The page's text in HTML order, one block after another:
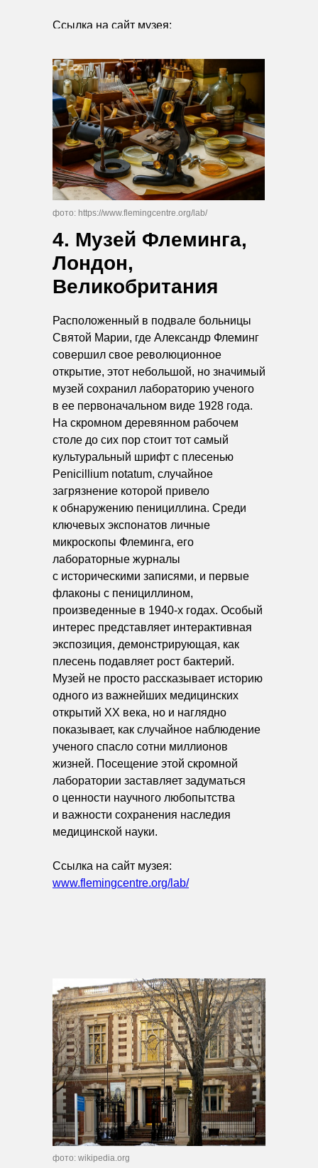
Ссылка на сайт музея:
4. Музей Флеминга,
Лондон,
Великобритания
Расположенный в подвале больницы
Святой Марии, где Александр Флеминг
совершил свое революционное
открытие, этот небольшой, но значимый
музей сохранил лабораторию ученого
в ее первоначальном виде 1928 года.
На скромном деревянном рабочем
столе до сих пор стоит тот самый
культуральный шрифт с плесенью
Penicillium notatum, случайное
загрязнение которой привело
к обнаружению пенициллина. Среди
ключевых экспонатов личные
микроскопы Флеминга, его
лабораторные журналы
с историческими записями, и первые
флаконы с пенициллином,
произведенные в 1940-х годах. Особый
интерес представляет интерактивная
экспозиция, демонстрирующая, как
плесень подавляет рост бактерий.
Музей не просто рассказывает историю
одного из важнейших медицинских
открытий XX века, но и наглядно
показывает, как случайное наблюдение
ученого спасло сотни миллионов
жизней. Посещение этой скромной
лаборатории заставляет задуматься
о ценности научного любопытства
и важности сохранения наследия
медицинской науки.
Ссылка на сайт музея:
www.flemingcentre.org/lab/
фото: https://www.flemingcentre.org/lab/
фото: wikipedia.org